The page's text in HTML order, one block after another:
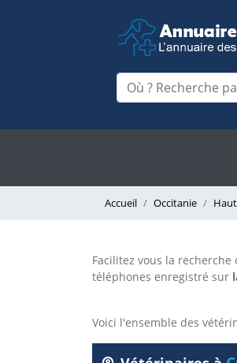
Accueil Occitanie
Facilitez vous la
téléphones enregistré sur
Voici l'ensemble des